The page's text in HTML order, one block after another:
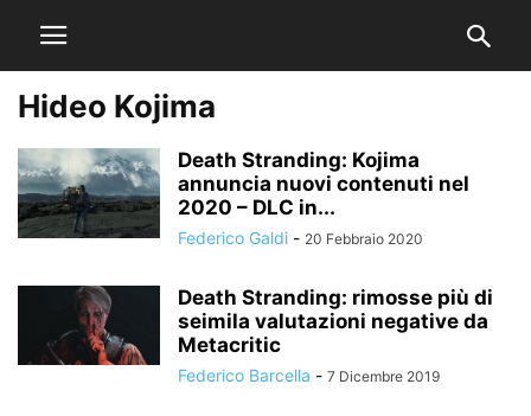
Hideo Kojima
Death Stranding: Kojima
annuncia nuovi contenuti nel
2020 – DLC in...
Federico Galdi - 20 Febbraio 2020
Death Stranding: rimosse più di
seimila valutazioni negative da
Metacritic
Federico Barcella - 7 Dicembre 2019